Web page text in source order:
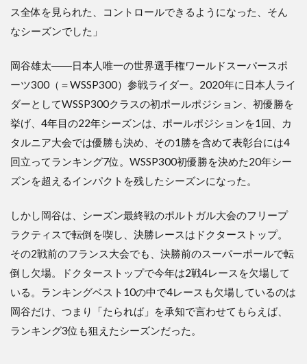
ス全体を見られた、コントロールできるようになった、そん
なシーズンでした」
岡谷雄太――日本人唯一の世界選手権ワールドスーパースポ
ーツ300（＝WSSP300）参戦ライダー。2020年に日本人ライ
ダーとしてWSSP300クラスの初ポールポジション、初優勝を
挙げ、4年目の22年シーズンは、ポールポジションを1回、カ
タルニア大会では優勝も決め、その1勝を含めて表彰台には4
回立ってランキング7位。WSSP300初優勝を決めた20年シー
ズンを超えるインパクトを残したシーズンになった。
しかし岡谷は、シーズン最終戦のポルトガル大会のフリープ
ラクティスで転倒を喫し、決勝レースはドクターストップ。
その2戦前のフランス大会でも、決勝前のスーパーポールで転
倒し欠場。ドクターストップで今年は2戦4レースを欠場して
いる。ランキングベスト10の中で4レースも欠場しているのは
岡谷だけ、つまり「たられば」を承知で言わせてもらえば、
ランキング3位も狙えたシーズンだった。